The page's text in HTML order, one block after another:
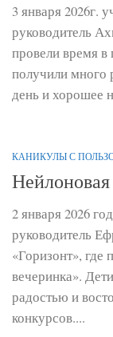
3 января 2026г.
руководитель
провели время
получили
день и хорошее
КАНИКУЛЫ С
Нейлоновая
2 января 2026
руководитель
«Горизонт», где
вечеринка».
радостью и
конкурсов....